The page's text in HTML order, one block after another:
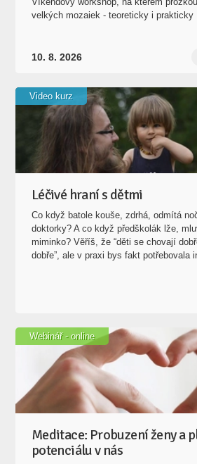
velkých mozaiek - teoreticky i prakticky
10. 8. 2026
Léčivé hraní s dětmi
Co když batole kouše, zdrhá, odmítá
doktorky? A co když předškolák lže,
miminko? Věříš, že “děti se chovají
dobře”, ale v praxi bys fakt potřebovala
Video kurz
Meditace: Probuzení ženy a
potenciálu v nás
Webinář - online